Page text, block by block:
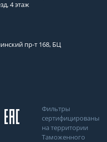
4 этаж
пр-т 168, БЦ
Фильтры
сертифицированы
на территории
Таможенного